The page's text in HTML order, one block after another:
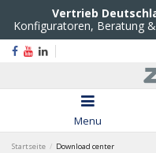
Vertrieb
Konfiguratoren, Beratung
Menu
Startseite Download center